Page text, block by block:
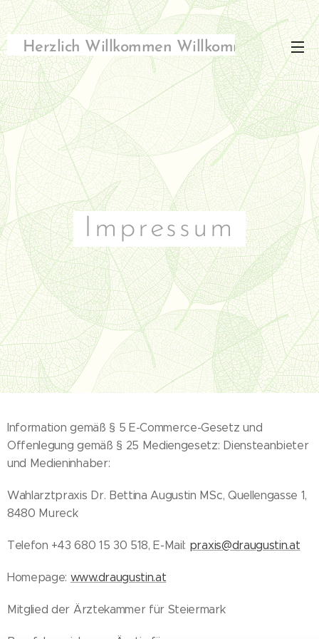
Herzlich Willkommen Willkommen
Impressum
Information gemäß § 5 E-Commerce-Gesetz und
Offenlegung gemäß § 25 Mediengesetz: Diensteanbieter
und Medieninhaber:
Wahlarztpraxis Dr. Bettina Augustin MSc, Quellengasse 1,
8480 Mureck
Telefon +43 680 15 30 518, E-Mail: praxis@draugustin.at
Homepage: www.draugustin.at
Mitglied der Ärztekammer für Steiermark